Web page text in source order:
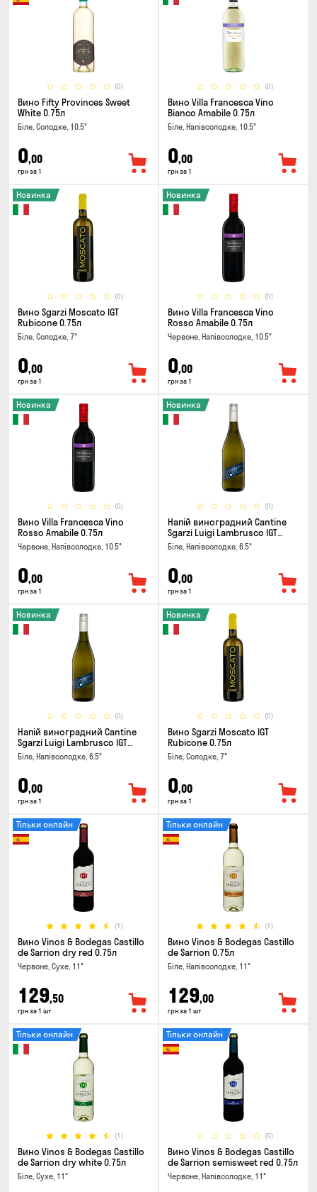
(0)
Вино Fifty Provinces Sweet
White 0.75л
Біле, Солодке, 10.5°
0,00
грн за 1
(0)
Вино Villa Francesca Vino
Bianco Amabile 0.75л
Біле, Напівсолодке, 10.5°
0,00
грн за 1
(0)
Новинка
Вино Sgarzi Moscato IGT
Rubicone 0.75л
Біле, Солодке, 7°
0,00
грн за 1
(0)
Новинка
Вино Villa Francesca Vino
Rosso Amabile 0.75л
Червоне, Напівсолодке, 10.5°
0,00
грн за 1
(0)
Новинка
Вино Villa Francesca Vino
Rosso Amabile 0.75л
Червоне, Напівсолодке, 10.5°
0,00
грн за 1
(0)
Новинка
Напій виноградний Cantine
Sgarzi Luigi Lambrusco IGT
Emilia Bianca Frizziante 0.75л
Біле, Напівсолодке, 6.5°
0,00
грн за 1
(0)
Новинка
Напій виноградний Cantine
Sgarzi Luigi Lambrusco IGT
Emilia Bianca Frizziante 0.75л
Біле, Напівсолодке, 6.5°
0,00
грн за 1
(0)
Новинка
Вино Sgarzi Moscato IGT
Rubicone 0.75л
Біле, Солодке, 7°
0,00
грн за 1
(1)
Тільки онлайн
Вино Vinos & Bodegas Castillo
de Sarrion dry red 0.75л
Червоне, Сухе, 11°
129,50
грн за 1 шт
(1)
Тільки онлайн
Вино Vinos & Bodegas Castillo
de Sarrion 0.75л
Біле, Напівсолодке, 11°
129,00
грн за 1 шт
(1)
Тільки онлайн
Вино Vinos & Bodegas Castillo
de Sarrion dry white 0.75л
Біле, Сухе, 11°
(0)
Тільки онлайн
Вино Vinos & Bodegas Castillo
de Sarrion semisweet red 0.75л
Червоне, Напівсолодке, 11°